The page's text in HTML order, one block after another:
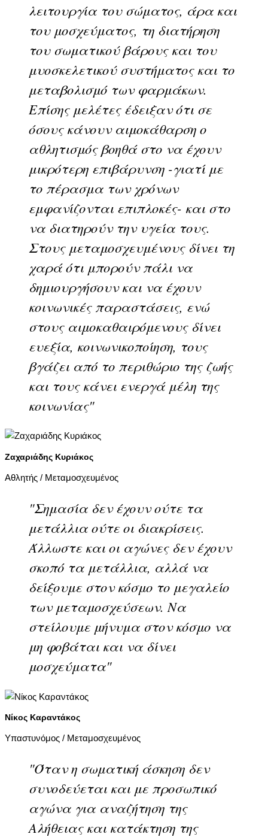
λειτουργία του σώματος, άρα και
του μοσχεύματος, τη διατήρηση
του σωματικού βάρους και του
μυοσκελετικού συστήματος και το
μεταβολισμό των φαρμάκων.
Επίσης μελέτες έδειξαν ότι σε
όσους κάνουν αιμοκάθαρση ο
αθλητισμός βοηθά στο να έχουν
μικρότερη επιβάρυνση -γιατί με
το πέρασμα των χρόνων
εμφανίζονται επιπλοκές- και στο
να διατηρούν την υγεία τους.
Στους μεταμοσχευμένους δίνει τη
χαρά ότι μπορούν πάλι να
δημιουργήσουν και να έχουν
κοινωνικές παραστάσεις, ενώ
στους αιμοκαθαιρόμενους δίνει
ευεξία, κοινωνικοποίηση, τους
βγάζει από το περιθώριο της ζωής
και τους κάνει ενεργά μέλη της
κοινωνίας"
Ζαχαριάδης Κυριάκος
Αθλητής / Μεταμοσχευμένος
"Σημασία δεν έχουν ούτε τα
μετάλλια ούτε οι διακρίσεις.
Άλλωστε και οι αγώνες δεν έχουν
σκοπό τα μετάλλια, αλλά να
δείξουμε στον κόσμο το μεγαλείο
των μεταμοσχεύσεων. Να
στείλουμε μήνυμα στον κόσμο να
μη φοβάται και να δίνει
μοσχεύματα"
Νίκος Καραντάκος
Υπαστυνόμος / Μεταμοσχευμένος
"Όταν η σωματική άσκηση δεν
συνοδεύεται και με προσωπικό
αγώνα για αναζήτηση της
Αλήθειας και κατάκτηση της